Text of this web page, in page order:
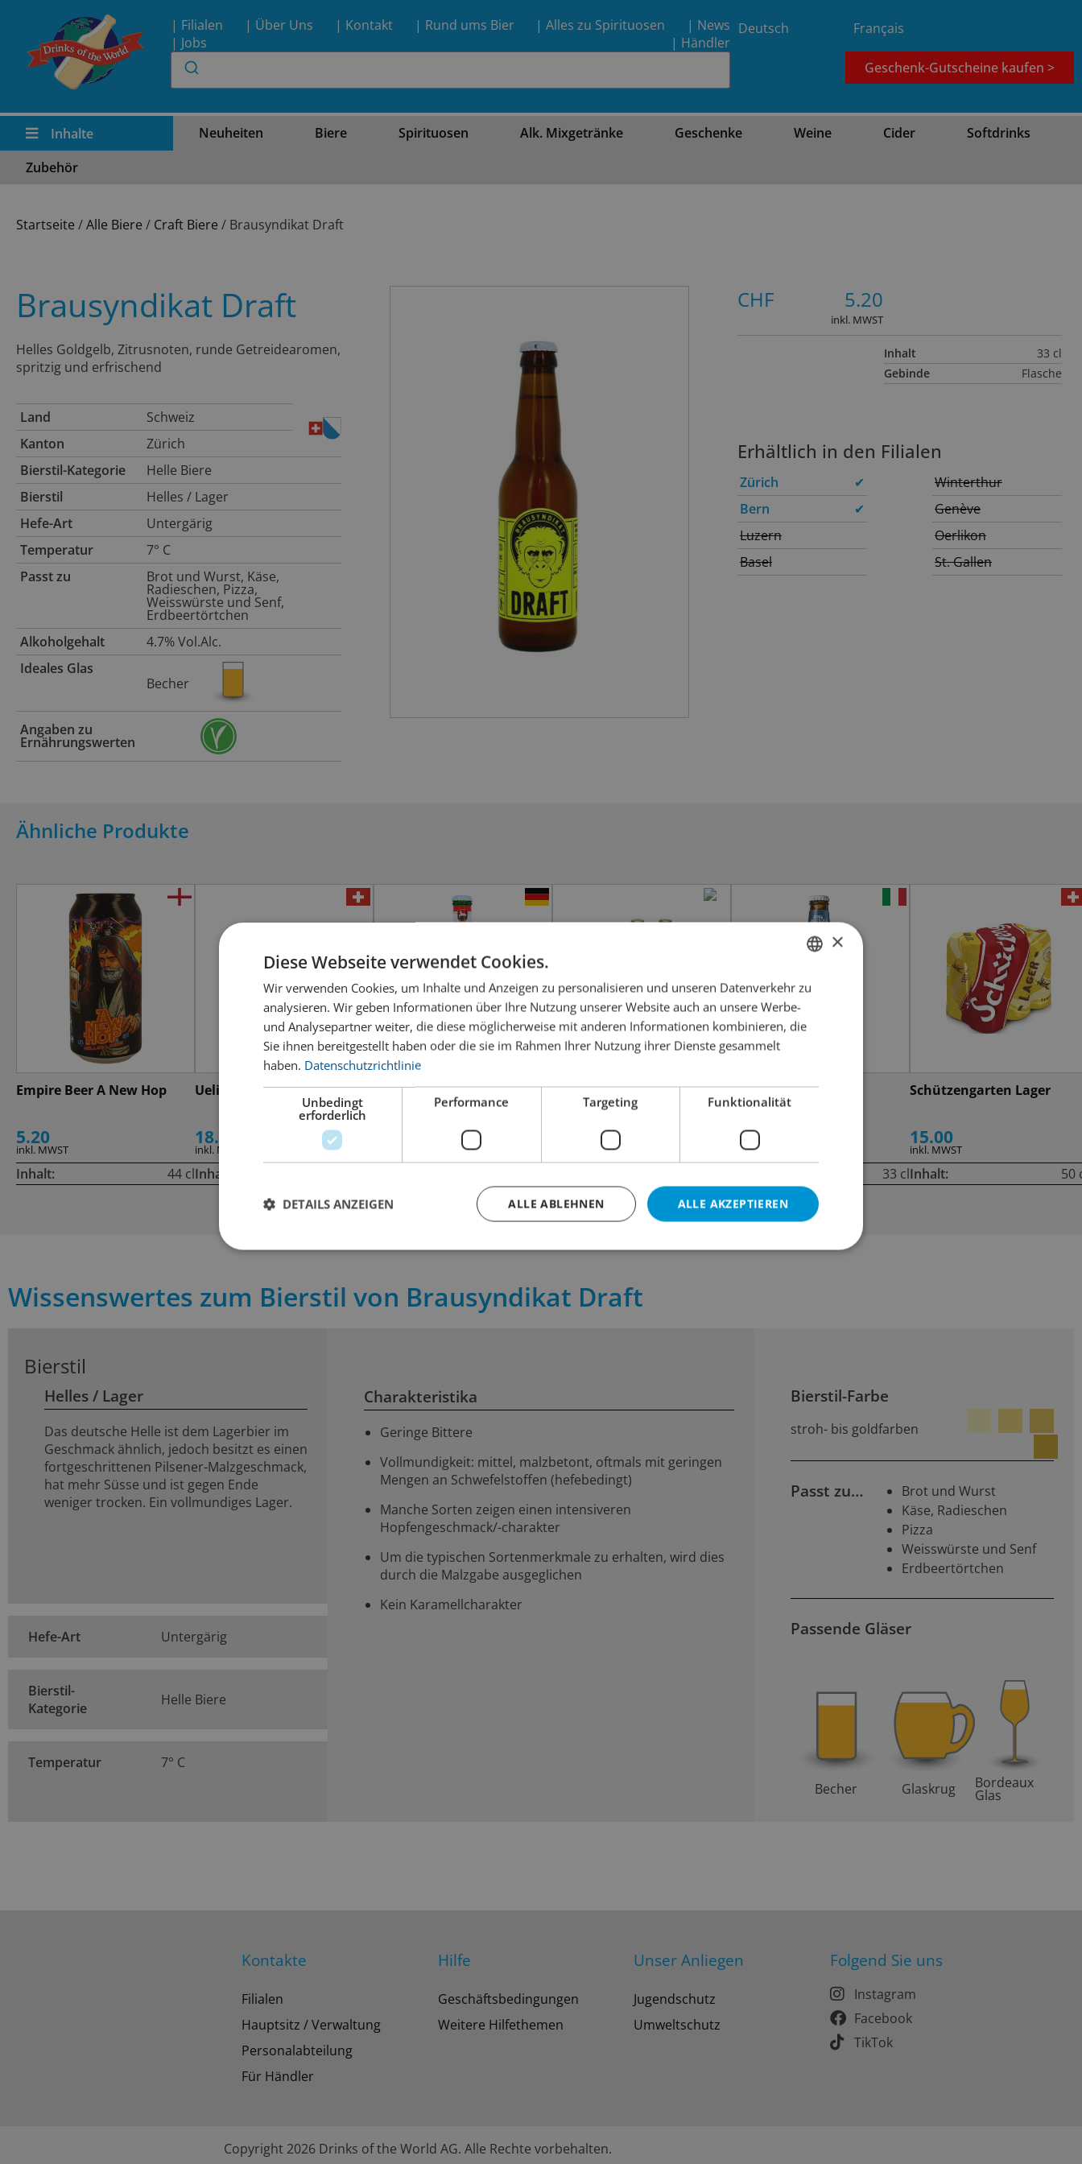
| Filialen | Über Uns | Kontakt | Rund ums Bier | Alles zu Spirituosen
| News
| Jobs
| Händler
Deutsch Français
Geschenk-Gutscheine kaufen >
Inhalte Neuheiten Biere Spirituosen Alk. Mixgetränke Geschenke Weine Cider
Softdrinks
Zubehör
Startseite /Alle Biere / Craft Biere / Brausyndikat Draft
Brausyndikat Draft
Helles Goldgelb, Zitrusnoten, runde Getreidearomen,
spritzig und erfrischend
Land
Schweiz
Kanton
Zürich
Bierstil-Kategorie
Helle Biere
Bierstil
Helles / Lager
Hefe-Art
Untergärig
Temperatur
7° C
Passt zu
Brot und Wurst, Käse,
Radieschen, Pizza,
Weisswürste und Senf,
Erdbeertörtchen
Alkoholgehalt
4.7% Vol.Alc.
Ideales Glas
Becher
Angaben zu
Ernährungswerten
CHF 5.20
inkl. MWST
Inhalt
33 cl
Gebinde
Flasche
Erhältlich in den Filialen
Zürich
✔
Bern
✔
Luzern
Basel
Winterthur
Genève
Oerlikon
St. Gallen
Ähnliche Produkte
Empire Beer A New Hop
5.20
inkl. MWST
Inhalt: 44 cl
Ueli Bier Reverenz
18.00
inkl. MWST
Inhalt:
Neumarkter Lammsbräu
Alkoholfrei / Glutenfrei Bio
Imperial
inkl. MWST
Moretti Zero
2.90
inkl. MWST
33 cl
Schützengarten Lager
15.00
inkl. MWST
Inhalt: 50
Wissenswertes zum Bierstil von Brausyndikat Draft
Bierstil
Helles / Lager
Das deutsche Helle ist dem Lagerbier im
Geschmack ähnlich, jedoch besitzt es einen
fortgeschrittenen Pilsener-Malzgeschmack,
hat mehr Süsse und ist gegen Ende
weniger trocken. Ein vollmundiges Lager.
Hefe-Art Untergärig
Bierstil-
Kategorie
Helle Biere
Temperatur 7° C
Charakteristika
Geringe Bittere
Vollmundigkeit: mittel, malzbetont, oftmals mit geringen
Mengen an Schwefelstoffen (hefebedingt)
Manche Sorten zeigen einen intensiveren
Hopfengeschmack/-charakter
Um die typischen Sortenmerkmale zu erhalten, wird dies
durch die Malzgabe ausgeglichen
Kein Karamellcharakter
Bierstil-Farbe
stroh- bis goldfarben
Passt zu…
Brot und Wurst
Käse, Radieschen
Pizza
Weisswürste und Senf
Erdbeertörtchen
Passende Gläser
Becher Glaskrug Bordeaux
Glas
Kontakte
Filialen
Hauptsitz / Verwaltung
Personalabteilung
Für Händler
Hilfe
Geschäftsbedingungen
Weitere Hilfethemen
Unser Anliegen
Jugendschutz
Umweltschutz
Folgend Sie uns
Instagram
Facebook
TikTok
Copyright 2026 Drinks of the World AG. Alle Rechte vorbehalten.
GERMAN
FRENCH
×
Diese Webseite verwendet Cookies.
Wir verwenden Cookies, um Inhalte und Anzeigen zu personalisieren und unseren Datenverkehr zu
analysieren. Wir geben Informationen über Ihre Nutzung unserer Website auch an unsere Werbe-
und Analysepartner weiter, die diese möglicherweise mit anderen Informationen kombinieren, die
Sie ihnen bereitgestellt haben oder die sie im Rahmen Ihrer Nutzung ihrer Dienste gesammelt
haben. Datenschutzrichtlinie
Unbedingt
erforderlich
Performance Targeting Funktionalität
ALLE AKZEPTIEREN
ALLE ABLEHNEN
DETAILS ANZEIGEN